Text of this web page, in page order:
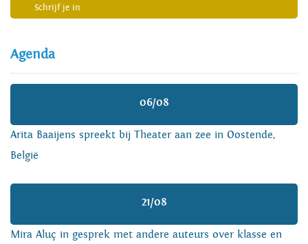
Schrijf je in
Agenda
06/08
Arita Baaijens spreekt bij Theater aan zee in Oostende,
België
21/08
Mira Aluç in gesprek met andere auteurs over klasse en